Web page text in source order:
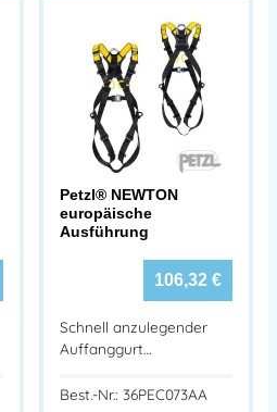
Petzl® NEWTON
europäische
Ausführung
106,32 €
Schnell anzulegender
Auffanggurt…
Best.-Nr.: 36PEC073AA